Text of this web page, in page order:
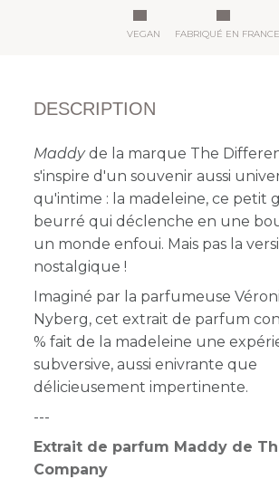
VEGAN FABRIQUÉ EN FRANCE
DESCRIPTION
Maddyde la marque The
s'inspire d'un souvenir aussi
qu'intime : la madeleine, ce petit
beurré qui déclenche en une
un monde enfoui. Mais pas la
nostalgique !
Imaginé par la parfumeuse
Nyberg, cet extrait de parfum
% fait de la madeleine une
subversive, aussi enivrante que
délicieusement impertinente.
---
Extrait de parfum Maddy de
Company